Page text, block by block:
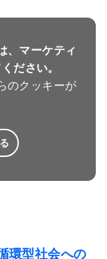
、マーケティ
ださい。
のクッキーが
環型社会への